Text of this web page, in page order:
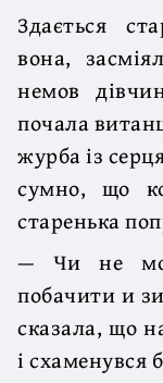
Здається
вона,
немов
почала
журба із
сумно, що
старенька
— Чи не
побачити и
сказала, що
і схаменувся